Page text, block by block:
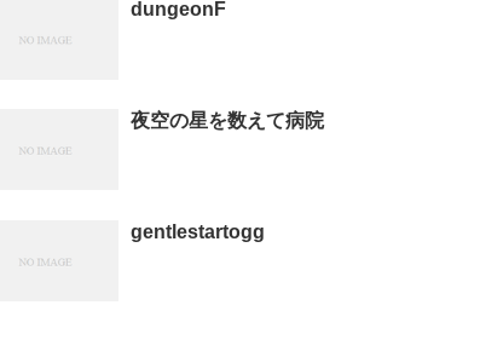
dungeonF
夜空の星を数えて病院
gentlestartogg